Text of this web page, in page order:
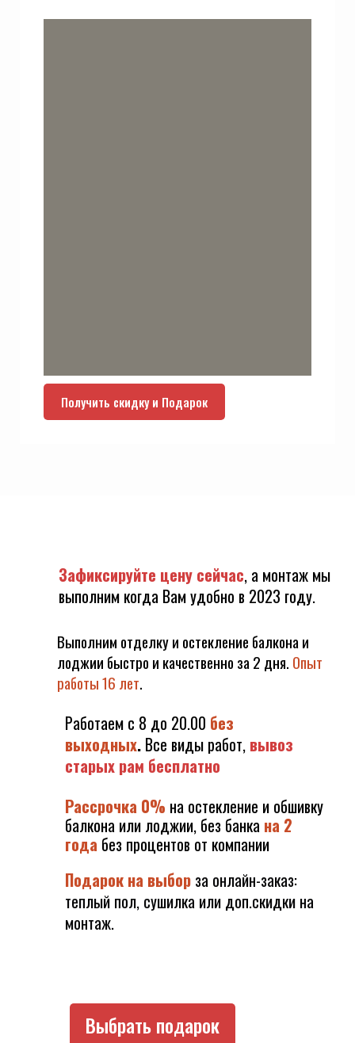
Получить скидку и Подарок
Выбрать подарок
Зафиксируйте цену сейчас, а монтаж мы
выполним когда Вам удобно в 2023 году.
Выполним отделку и остекление балкона и
лоджии быстро и качественно за 2 дня. Опыт
работы 16 лет.
Работаем с 8 до 20.00 без
выходных. Все виды работ, вывоз
старых рам бесплатно
Рассрочка 0% на остекление и обшивку
балкона или лоджии, без банка на 2
года без процентов от компании
Подарок на выбор за онлайн-заказ:
теплый пол, сушилка или доп.скидки на
монтаж.